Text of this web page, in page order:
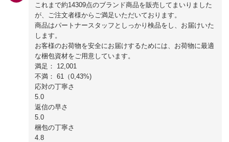
購入者に届くことを祈ってます。
これまで約14309点のブランド商品を販売してまいりました
が、ご注文者様からご満足いただいております。
商品はパートナースタッフとしっかり検品をし、お届けいた
します。
お客様のお荷物を安全にお届けするためには、お荷物に最適
な梱包資材をご用意しています。
満足： 12,001
不満： 61（0,43%)
応対の丁寧さ
5.0
返信の早さ
5.0
梱包の丁寧さ
4.8